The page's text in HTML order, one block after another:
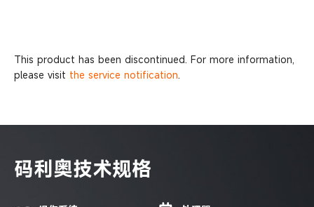
This product has been discontinued. For more information,
please visit the service notification.
码利奥技术规格